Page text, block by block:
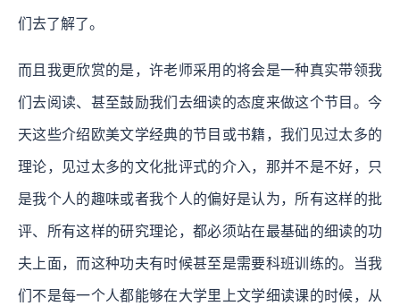
们去了解了。
而且我更欣赏的是，许老师采用的将会是一种真实带领我
们去阅读、甚至鼓励我们去细读的态度来做这个节目。今
天这些介绍欧美文学经典的节目或书籍，我们见过太多的
理论，见过太多的文化批评式的介入，那并不是不好，只
是我个人的趣味或者我个人的偏好是认为，所有这样的批
评、所有这样的研究理论，都必须站在最基础的细读的功
夫上面，而这种功夫有时候甚至是需要科班训练的。当我
们不是每一个人都能够在大学里上文学细读课的时候，从